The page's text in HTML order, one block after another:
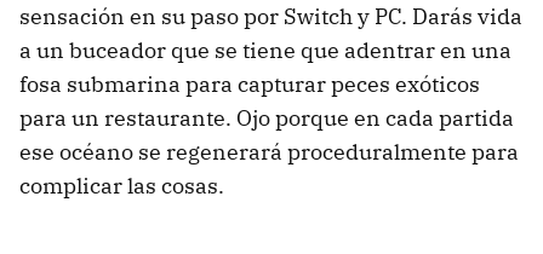
sensación en su paso por Switch y PC. Darás vida
a un buceador que se tiene que adentrar en una
fosa submarina para capturar peces exóticos
para un restaurante. Ojo porque en cada partida
ese océano se regenerará proceduralmente para
complicar las cosas.